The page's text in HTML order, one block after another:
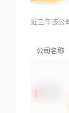
近三年该公
公司名称